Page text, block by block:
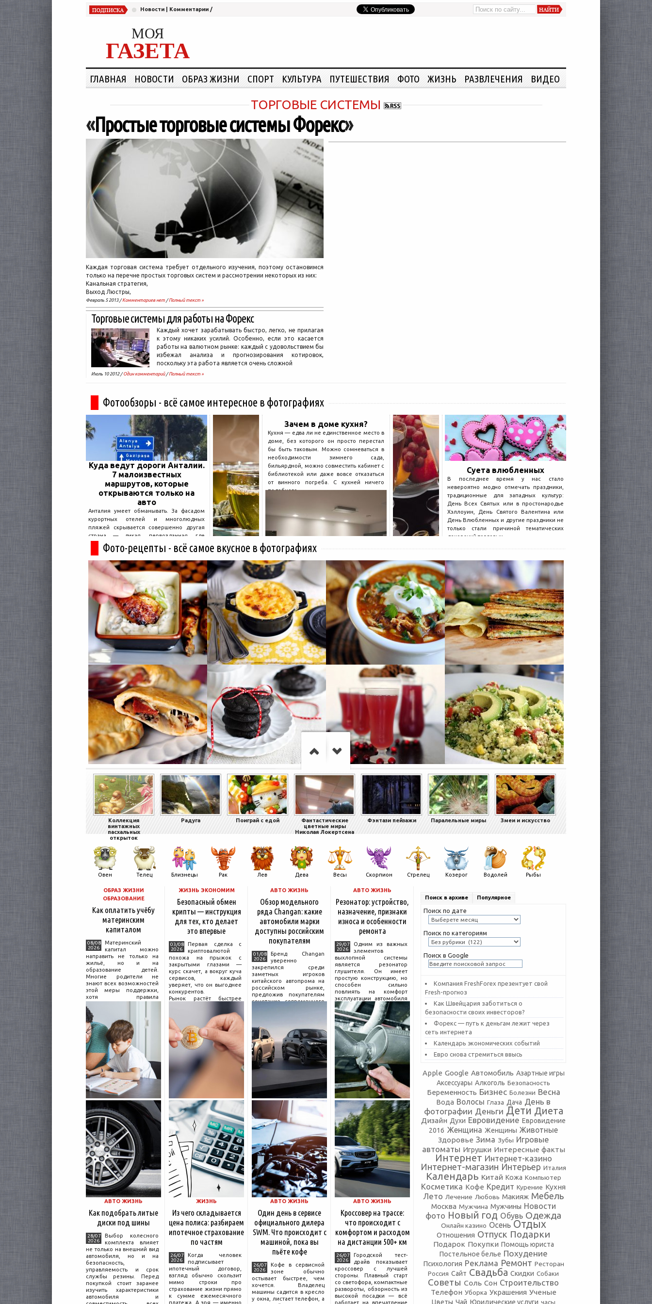
Новости Комментарии /
МОЯ
ГАЗЕТА
ГЛАВНАЯ НОВОСТИ ОБРАЗ ЖИЗНИ СПОРТ КУЛЬТУРА ПУТЕШЕСТВИЯ ФОТО ЖИЗНЬ РАЗВЛЕЧЕНИЯ ВИДЕО
ТОРГОВЫЕ СИСТЕМЫ
«Простые торговые системы Форекс»
Каждая торговая система требует отдельного изучения, поэтому остановимся
только на перечне простых торговых систем и рассмотрении некоторых из них:
Канальная стратегия,
Выход Люстры,
Февраль 5 2013 /Комментариев нет /Полный текст »
Торговые системы для работы на Форекс
Каждый хочет зарабатывать быстро, легко, не прилагая
к этому никаких усилий. Особенно, если это касается
работы на валютном рынке: каждый с удовольствием бы
избежал анализа и прогнозирования котировок,
поскольку эта работа является очень сложной
Июль 10 2012 /Один комментарий/Полный текст »
Фотообзоры - всё самое интересное в фотографиях
Куда ведут дороги Анталии.
7 малоизвестных
маршрутов, которые
открываются только на
авто
Анталия умеет обманывать. За фасадом
курортных отелей и многолюдных
пляжей скрывается совершенно другая
страна — дикая, первозданная, где
древние руины дремлют в тени кедров, а
горные дороги ведут к местам, о которых
не расскажет ни один автобусный гид....
Зачем в доме кухня?
Кухня — едва ли не единственное место в
доме, без которого он просто перестал
бы быть таковым. Можно сомневаться в
необходимости зимнего сада,
бильярдной, можно совместить кабинет с
библиотекой или даже вовсе отказаться
от винного погреба. С кухней ничего
подобного...
Суета влюбленных
В последнее время у нас стало
невероятно модно отмечать праздники,
традиционные для западных культур:
День Всех Святых или в простонародье
Хэллоуин, День Святого Валентина или
День Влюбленных и другие праздники не
только стали причиной тематических
декораций торговых...
Фото-рецепты - всё самое вкусное в фотографиях
Коллекция
винтажных
пасхальных
открыток
Радуга Поиграй с едой
Фантастические
цветные миры
Николая Локертсена
Фэнтази пейзажи Паралельные миры Змеи и искусство
Овен Телец Близнецы Рак Лев Дева Весы Скорпион Стрелец Козерог Водолей Рыбы
ОБРАЗ ЖИЗНИ
ОБРАЗОВАНИЕ
Как оплатить учёбу
материнским
капиталом
08/08
2026
Материнский
капитал можно
направить не только на
жильё, но и на
образование детей.
Многие родители не
знают всех возможностей
этой меры поддержки,
хотя правила
учёбу довольно понятны,
если разобраться в них
заранее и подготовить
ЖИЗНЬ ЭКОНОМИМ
Безопасный обмен
крипты — инструкция
для тех, кто делает
это впервые
03/08
2026
Первая сделка с
криптовалютой
похожа на прыжок с
закрытыми глазами —
курс скачет, а вокруг куча
сервисов, каждый
уверяет, что он выгоднее
конкурентов.
Рынок растёт быстрее
поведения на нём.
Петербургские
криптообменники,
московские
АВТО ЖИЗНЬ
Обзор модельного
ряда Changan: какие
автомобили марки
доступны российским
покупателям
01/08
2026
Бренд Changan
уверенно
закрепился среди
заметных игроков
китайского автопрома на
российском рынке,
предложив покупателям
сочетание современного
насчитывает несколько
десятилетий
АВТО ЖИЗНЬ
Резонатор: устройство,
назначение, признаки
износа и особенности
ремонта
29/07
2026
Одним из важных
элементов
выхлопной системы
является резонатор
глушителя. Он имеет
простую конструкцию, но
способен сильно
повлиять на комфорт
эксплуатации автомобиля
и правильную работу
выхлопа.
Для чего нужен
резонатор
АВТО ЖИЗНЬ
Как подобрать литые
диски под шины
28/07
2026
Выбор колесного
комплекта влияет
не только на внешний вид
автомобиля, но и на
безопасность,
управляемость и срок
службы резины. Перед
покупкой стоит заранее
изучить характеристики
автомобиля и
ЖИЗНЬ
Из чего складывается
цена полиса: разбираем
ипотечное страхование
по частям
26/07
2026
Когда человек
подписывает
ипотечный договор,
взгляд обычно скользит
мимо строки про
страхование жизни прямо
к сумме ежемесячного
платежа. А зря — именно
АВТО ЖИЗНЬ
Один день в сервисе
официального дилера
SWM. Что происходит с
машиной, пока вы
пьёте кофе
26/07
2026
Кофе в сервисной
зоне обычно
остывает быстрее, чем
хочется. Владелец
машины садится в кресло
у окна, листает телефон, а
АВТО ЖИЗНЬ
Кроссовер на трассе:
что происходит с
комфортом и расходом
на дистанции 500+ км
26/07
2026
Городской тест-
драйв показывает
кроссовер с лучшей
стороны. Плавный старт
со светофора, компактные
развороты, обзорность из
высокой посадки — всё
работает на впечатление
Поиск в архиве Популярное
Поиск по дате
Поиск по категориям
Поиск в Google
Компания FreshForex презентует свой
Fresh-прогноз
Как Швейцария заботиться о
безопасности своих инвесторов?
Форекс — путь к деньгам лежит через
сеть интернета
Календарь экономических событий
Евро снова стремиться ввысь
Apple Google Автомобиль Азартные игры
Аксессуары Алкоголь Безопасность
Беременность Бизнес Болезни Весна
Вода Волосы Глаза Дача День в
фотографии Деньги Дети Диета
Дизайн Духи Евровидение Евровидение
2016 Женщина Женщины Животные
Здоровье Зима Зубы Игровые
автоматы Игрушки Интересные факты
Интернет Интернет-казино
Интернет-магазин Интерьер Италия
Календарь Китай Кожа Компьютер
Косметика Кофе Кредит Курение Кухня
Лето Лечение Любовь Макияж Мебель
Москва Мужчина Мужчины Новости
фото Новый год Обувь Одежда
Онлайн казино Осень Отдых
Отношения Отпуск Подарки
Подарок Покупки Помощь юриста
Постельное белье Похудение
Психология Реклама Ремонт Ресторан
Россия Сайт Свадьба Скидки Собаки
Советы Соль Сон Строительство
Телефон Уборка Украшения Ученые
Цветы Чай Юридические услуги часы